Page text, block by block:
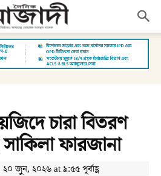
চারা বিতরণ
ফারজানা
, ২০ জুন, ২০২৬ at ৯:৫৫ পূর্বাহ্ণ